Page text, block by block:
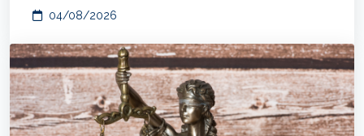
04/08/2026